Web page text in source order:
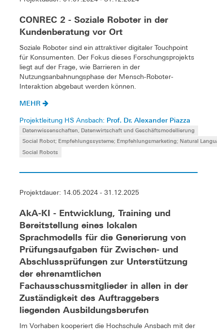
CONREC 2 - Soziale Roboter in der
Kundenberatung vor Ort
Soziale Roboter sind ein attraktiver digitaler Touchpoint
für Konsumenten. Der Fokus dieses Forschungsprojekts
liegt auf der Frage, wie Barrieren in der
Nutzungsanbahnungsphase der Mensch-Roboter-
Interaktion abgebaut werden können.
MEHR
Projektleitung HS Ansbach: Prof. Dr. Alexander Piazza
Datenwissenschaften, Datenwirtschaft und Geschäftsmodellierung
Social Robot; Empfehlungssysteme; Empfehlungsmarketing; Natural
Social Robots
Projektdauer: 14.05.2024 - 31.12.2025
AkA-KI - Entwicklung, Training und
Bereitstellung eines lokalen
Sprachmodells für die Generierung von
Prüfungsaufgaben für Zwischen- und
Abschlussprüfungen zur Unterstützung
der ehrenamtlichen
Fachausschussmitglieder in allen in der
Zuständigkeit des Auftraggebers
liegenden Ausbildungsberufen
Im Vorhaben kooperiert die Hochschule Ansbach mit der